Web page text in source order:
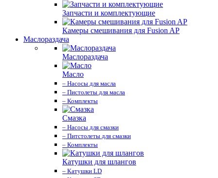
Запчасти и комплектующие
Камеры смешивания для Fusion AP
Маслораздача
Маслораздача
Масло
– Насосы для масла
– Пистолеты для масла
– Комплекты
Смазка
– Насосы для смазки
– Питстолеты для смазки
– Комплекты
Катушки для шлангов
– Катушки LD